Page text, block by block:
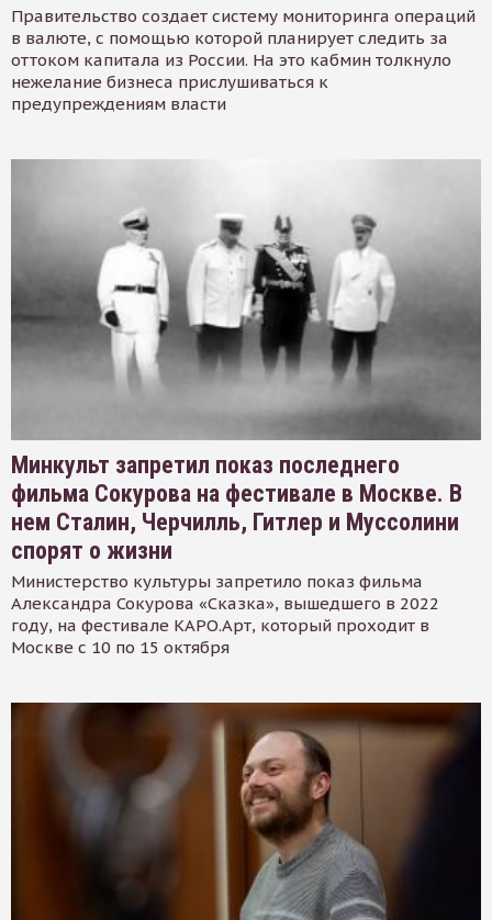
Правительство создает систему мониторинга операций
в валюте, с помощью которой планирует следить за
оттоком капитала из России. На это кабмин толкнуло
нежелание бизнеса прислушиваться к
предупреждениям власти
Минкульт запретил показ последнего
фильма Сокурова на фестивале в Москве. В
нем Сталин, Черчилль, Гитлер и Муссолини
спорят о жизни
Министерство культуры запретило показ фильма
Александра Сокурова «Сказка», вышедшего в 2022
году, на фестивале КАРО.Арт, который проходит в
Москве с 10 по 15 октября